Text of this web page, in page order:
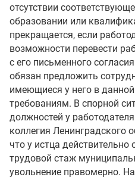
отсутствии
образовании или
прекращается, если
возможности перевести
с его письменного
обязан предложить
имеющиеся у него в
требованиям. В спорной
должностей у
коллегия Ленинградского
что у истца
трудовой стаж
увольнение правомерно.